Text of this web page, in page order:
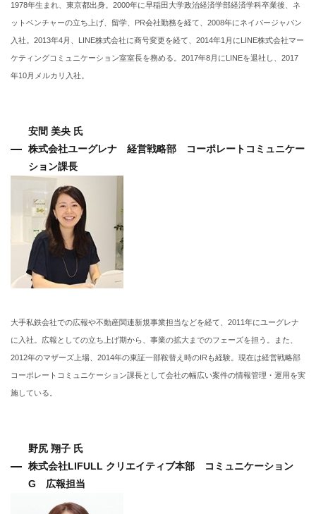
1978年生まれ、東京都出身。2000年に早稲田大学政治経済学部経済学科卒業後、ネ
ットベンチャーの立ち上げ、留学、PR会社勤務を経て、2008年にネイバージャパン
入社。2013年4月、LINE株式会社に商号変更を経て、2014年1月にLINE株式会社マー
ケティングコミュニケーション室室長を務める。2017年8月にLINEを退社し、2017
年10月メルカリ入社。
安間 美央 氏
株式会社ユーグレナ 経営戦略部 コーポレートコミュニケー
ション課長
大手私鉄会社での広報や不動産関連新規事業担当などを経て、2011年にユーグレナ
に入社。広報としての立ち上げ期から、事業の拡大までのフェーズを担う。また、
2012年のマザーズ上場、2014年の東証一部鞍替え時のIRも経験。現在は経営戦略部
コーポレートコミュニケーション課長として会社の幅広い案件の情報管理・運用を実
施している。
野尻 翔子 氏
株式会社LIFULL クリエイティブ本部 コミュニケーション
G 広報担当